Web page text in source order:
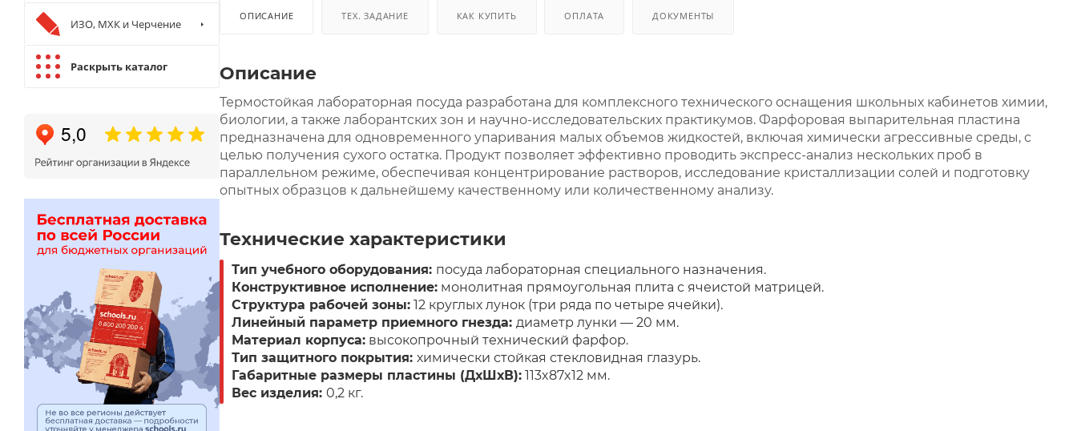
ОПИСАНИЕ ТЕХ. ЗАДАНИЕ КАК КУПИТЬ ОПЛАТА ДОКУМЕНТЫ
Описание
Термостойкая лабораторная посуда разработана для комплексного технического оснащения школьных кабинетов химии,
биологии, а также лаборантских зон и научно-исследовательских практикумов. Фарфоровая выпарительная пластина
предназначена для одновременного упаривания малых объемов жидкостей, включая химически агрессивные среды, с
целью получения сухого остатка. Продукт позволяет эффективно проводить экспресс-анализ нескольких проб в
параллельном режиме, обеспечивая концентрирование растворов, исследование кристаллизации солей и подготовку
опытных образцов к дальнейшему качественному или количественному анализу.
Технические характеристики
Тип учебного оборудования: посуда лабораторная специального назначения.
Конструктивное исполнение: монолитная прямоугольная плита с ячеистой матрицей.
Структура рабочей зоны: 12 круглых лунок (три ряда по четыре ячейки).
Линейный параметр приемного гнезда: диаметр лунки — 20 мм.
Материал корпуса: высокопрочный технический фарфор.
Тип защитного покрытия: химически стойкая стекловидная глазурь.
Габаритные размеры пластины (ДхШхВ): 113x87x12 мм.
Вес изделия: 0,2 кг.
ИЗО, МХК и Черчение
Раскрыть каталог